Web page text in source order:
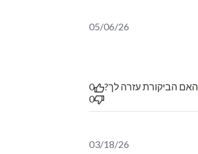
05/06/26
האם הביקורת עזרה לך?
0
0
03/18/26